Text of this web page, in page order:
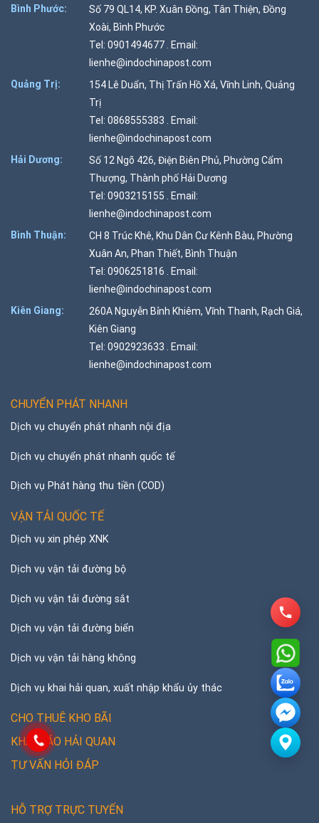
Bình Phước:
Số 79 QL14, KP. Xuân Đồng, Tân Thiện, Đồng
Xoài, Bình Phước
Tel: 0901494677 . Email:
lienhe@indochinapost.com
Quảng Trị:
154 Lê Duẩn, Thị Trấn Hồ Xá, Vĩnh Linh, Quảng
Trị
Tel: 0868555383 . Email:
lienhe@indochinapost.com
Hải Dương:
Số 12 Ngõ 426, Điện Biên Phủ, Phường Cẩm
Thượng, Thành phố Hải Dương
Tel: 0903215155 . Email:
lienhe@indochinapost.com
Bình Thuận:
CH 8 Trúc Khê, Khu Dân Cư Kênh Bàu, Phường
Xuân An, Phan Thiết, Bình Thuận
Tel: 0906251816 . Email:
lienhe@indochinapost.com
Kiên Giang:
260A Nguyễn Bỉnh Khiêm, Vĩnh Thanh, Rạch Giá,
Kiên Giang
Tel: 0902923633 . Email:
lienhe@indochinapost.com
CHUYỂN PHÁT NHANH
Dịch vụ chuyển phát nhanh nội địa
Dịch vụ chuyển phát nhanh quốc tế
Dịch vụ Phát hàng thu tiền (COD)
VẬN TẢI QUỐC TẾ
Dịch vụ xin phép XNK
Dịch vụ vận tải đường bộ
Dịch vụ vận tải đường sắt
Dịch vụ vận tải đường biển
Dịch vụ vận tải hàng không
Dịch vụ khai hải quan, xuất nhập khẩu ủy thác
CHO THUÊ KHO BÃI
KHAI BÁO HẢI QUAN
TƯ VẤN HỎI ĐÁP
HỖ TRỢ TRỰC TUYẾN